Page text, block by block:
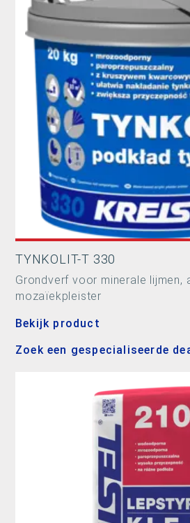
TYNKOLIT-T 330
Grondverf voor minerale lijmen,
mozaïekpleister
Bekijk product
Zoek een gespecialiseerde